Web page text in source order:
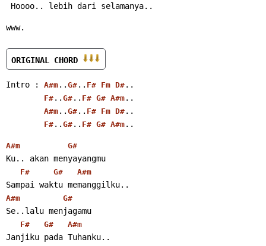
Hoooo.. lebih dari selamanya..
www.
ORIGINAL CHORD
Intro : A#m .. G# .. F# Fm D# ..
F# .. G# .. F# G# A#m ..
A#m .. G# .. F# Fm D# ..
F# .. G# .. F# G# A#m ..
A#m G#
Ku.. akan menyayangmu
F# G# A#m
Sampai waktu memanggilku..
A#m G#
Se..lalu menjagamu
F# G# A#m
Janjiku pada Tuhanku..